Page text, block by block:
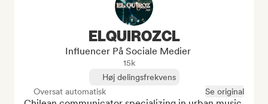
ELQUIROZCL
Influencer På Sociale Medier
15k
Høj delingsfrekvens
Oversat automatisk
Se original